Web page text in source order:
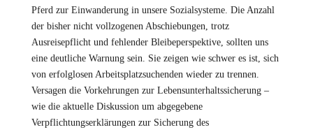
Pferd zur Einwanderung in unsere Sozialsysteme. Die Anzahl
der bisher nicht vollzogenen Abschiebungen, trotz
Ausreisepflicht und fehlender Bleibeperspektive, sollten uns
eine deutliche Warnung sein. Sie zeigen wie schwer es ist, sich
von erfolglosen Arbeitsplatzsuchenden wieder zu trennen.
Versagen die Vorkehrungen zur Lebensunterhaltssicherung –
wie die aktuelle Diskussion um abgegebene
Verpflichtungserklärungen zur Sicherung des